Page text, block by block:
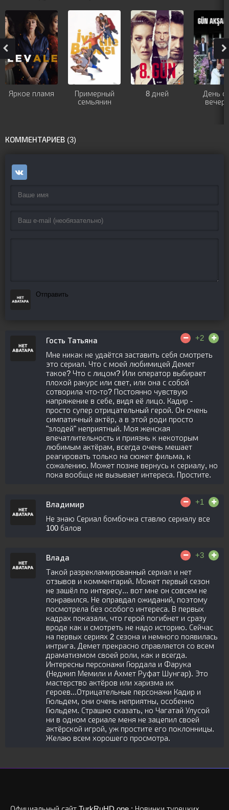
Яркое пламя
Примерный
семьянин
8 дней
День
КОММЕНТАРИЕВ (3)
Отправить
Гость Татьяна
+2
Мне никак не удаётся заставить себя смотреть
это сериал. Что с моей любимицей Демет
такое? Что с лицом? Или оператор выбирает
плохой ракурс или свет, или она с собой
сотворила что-то? Постоянно чувствую
напряжение в себе, видя её лицо. Кадир -
просто супер отрицательный герой. Он очень
симпатичный актёр, а в этой роди просто
"злодей" неприятный. Моя женская
впечатлительность и приязнь к некоторым
любимым актёрам, всегда очень мешает
реагировать только на сюжет фильма, к
сожалению. Может позже вернусь к сериалу, но
пока вообще не вызывает интереса. Простите.
Владимир
+1
Не знаю Сериал бомбочка ставлю сериалу все
100 балов
Влада
+3
Такой разрекламированный сериал и нет
отзывов и комментарий. Может первый сезон
не зашёл по интересу... вот мне он совсем не
понравился. Не оправдал ожиданий, поэтому
посмотрела без особого интереса. В первых
кадрах показали, что герой погибнет и сразу
вроде как и смотреть не надо историю. Сейчас
на первых сериях 2 сезона и немного появилась
интрига. Демет прекрасно справляется со всем
драматизмом своей роли, как и всегда.
Интересны персонажи Гюрдала и Фарука
(Неджип Мемили и Ахмет Руфат Шунгар). Это
мастерство актёров или харизма их
героев...Отрицательные персонажи Кадир и
Гюльдем, они очень неприятны, особенно
Гюльдем. Страшно сказать, но Чагатай Улусой
ни в одном сериале меня не зацепил своей
актёрской игрой, уж простите его поклонницы.
Желаю всем хорошего просмотра.